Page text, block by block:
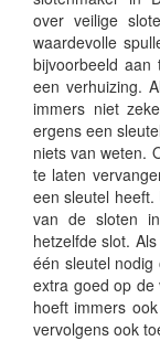
over veilige
waardevolle
bijvoorbeeld
een verhuizing.
immers niet
ergens een
niets van weten.
te laten
een sleutel
van de sloten
hetzelfde slot.
één sleutel
extra goed op de
hoeft immers
vervolgens ook